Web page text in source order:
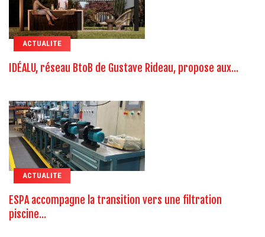
ACTUALITE
IDÉALU, réseau BtoB de Gustave Rideau, propose aux...
ACTUALITE
ESPA accompagne la transition vers une filtration
piscine...